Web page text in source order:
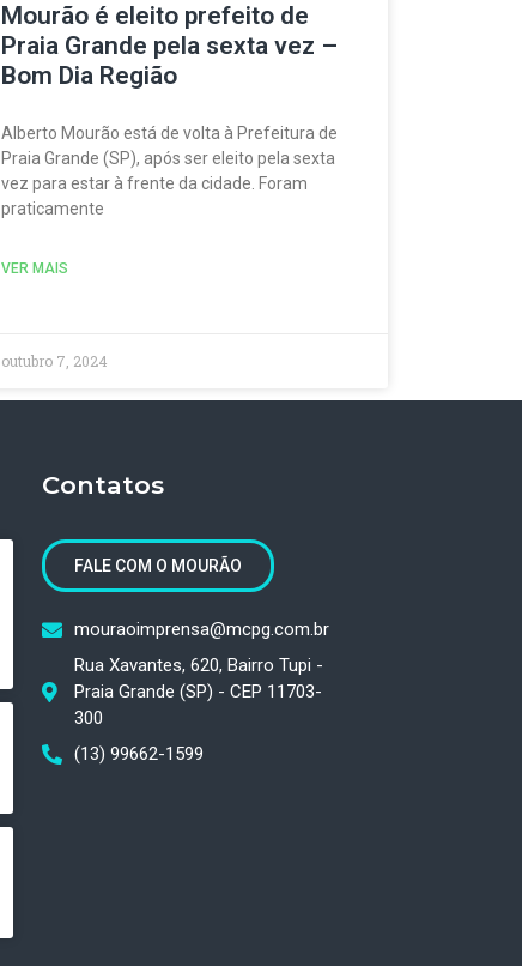
Mourão é eleito prefeito de
Praia Grande pela sexta vez –
Bom Dia Região
Alberto Mourão está de volta à Prefeitura de
Praia Grande (SP), após ser eleito pela sexta
vez para estar à frente da cidade. Foram
praticamente
VER MAIS
outubro 7, 2024
Contatos
FALE COM O MOURÃO
mouraoimprensa@mcpg.com.br
Rua Xavantes, 620, Bairro Tupi -
Praia Grande (SP) - CEP 11703-
300
(13) 99662-1599